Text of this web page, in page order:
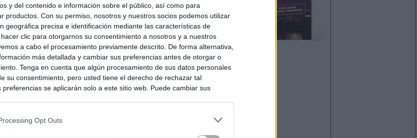
y del contenido e información sobre el público, así como para
productos. Con su permiso, nosotros y nuestros socios podemos utilizar
geográfica precisa e identificación mediante las características de
clic para otorgarnos su consentimiento a nosotros y a nuestros
a cabo el procesamiento previamente descrito. De forma alternativa,
más detallada y cambiar sus preferencias antes de otorgar o
Tenga en cuenta que algún procesamiento de sus datos personales
su consentimiento, pero usted tiene el derecho de rechazar tal
preferencias se aplicarán solo a este sitio web. Puede cambiar sus
Opt Outs